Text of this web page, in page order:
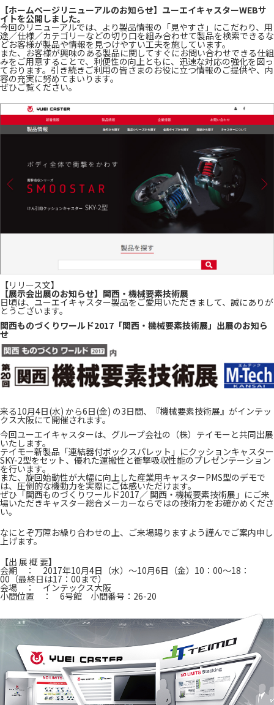
【ホームページリニューアルのお知らせ】ユーエイキャスターWEBサ
イトを公開しました。
今回のリニューアルでは、より製品情報の「見やすさ」にこだわり、用
途／仕様／カテゴリーなどの切り口を組み合わせて製品を検索できるな
どお客様が製品や情報を見つけやすい工夫を施しています。
また、お客様が興味のある製品に関してすぐにお問い合わせできる仕組
みをご用意することで、利便性の向上ともに、迅速な対応の強化を図っ
ております。引き続きご利用の皆さまのお役に立つ情報のご提供や、内
容の充実に努めてまいります。
ぜひご覧ください。
【リリース文】
【展示会出展のお知らせ】関西・機械要素技術展
日頃は、ユーエイキャスター製品をご愛用いただきまして、誠にありが
とうございます。
関西ものづくりワールド2017「関西・機械要素技術展」出展のお知ら
せ
来る10月4日(水) から6日(金) の3日間、『機械要素技術展』がインテッ
クス大阪にて開催されます。
今回ユーエイキャスターは、グループ会社の（株）テイモーと共同出展
いたします。
テイモー新製品「連結器付ボックスパレット」にクッションキャスター
SKY-2型をセット、優れた運搬性と衝撃吸収性能のプレゼンテーション
を行います。
また、旋回始動性が大幅に向上した産業用キャスターPMS型のデモで
は、圧倒的な機動力を実際にご体感いただけます。
ぜひ「関西ものづくりワールド2017／ 関西・機械要素技術展」にご来
場いただきキャスター総合メーカーならではの技術力をお確かめくださ
い。
なにとぞ万障お繰り合わせの上、ご来場賜りますよう謹んでご案内申し
上げます。
【出 展 概 要】
会期 ： 2017年10月4日（水）～10月6日（金）10：00～18：
00（最終日は17：00まで）
会場 ： インテックス大阪
小間位置 ： 6号館 小間番号：26-20